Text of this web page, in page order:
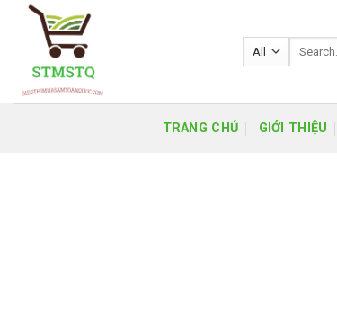
TRANG CHỦ GIỚI THIỆU